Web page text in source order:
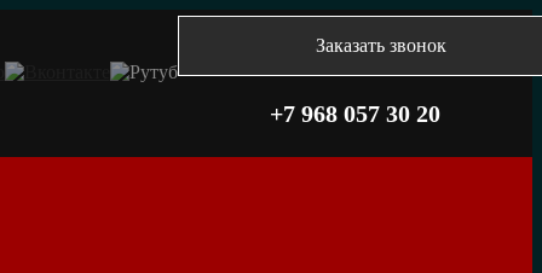
Заказать звонок
+7 968 057 30 20